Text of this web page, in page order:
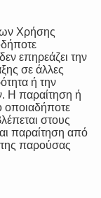
Χρήσης
επηρεάζει την
σε άλλες
ή την
Η παραίτηση ή
οποιαδήποτε
στους
παραίτηση από
παρούσας